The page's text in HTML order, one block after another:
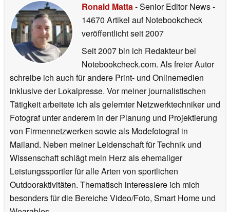
Ronald Matta- Senior Editor News-
14670 Artikel auf Notebookcheck
veröffentlichtseit 2007
Seit 2007 bin ich Redakteur bei
Notebookcheck.com. Als freier Autor
schreibe ich auch für andere Print- und Onlinemedien
inklusive der Lokalpresse. Vor meiner journalistischen
Tätigkeit arbeitete ich als gelernter Netzwerktechniker und
Fotograf unter anderem in der Planung und Projektierung
von Firmennetzwerken sowie als Modefotograf in
Mailand. Neben meiner Leidenschaft für Technik und
Wissenschaft schlägt mein Herz als ehemaliger
Leistungssportler für alle Arten von sportlichen
Outdooraktivitäten. Thematisch interessiere ich mich
besonders für die Bereiche Video/Foto, Smart Home und